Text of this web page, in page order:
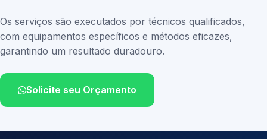
Os serviços são executados por técnicos qualificados,
com equipamentos específicos e métodos eficazes,
garantindo um resultado duradouro.
Solicite seu Orçamento